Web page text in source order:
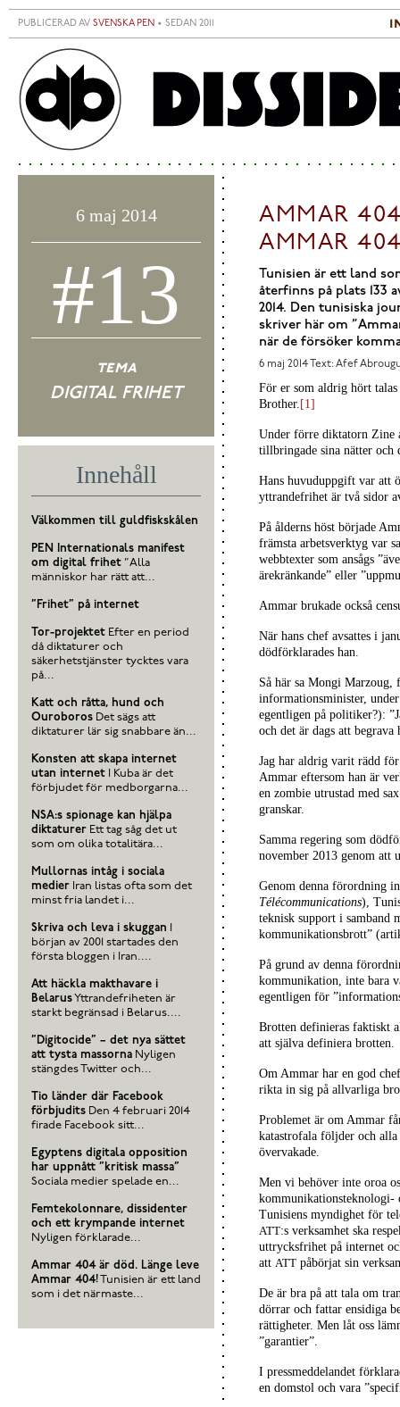
Hoppa till huvudinnehåll
PUBLICERAD AV SVENSKA PEN • SEDAN 2011
AMMAR
AMMAR
Tunisien är ett land
återfinns på plats 133
2014. Den tunisiska
skriver här om
när de försöker
6 maj 2014 Text: Afef
För er som aldrig hört
Brother. [1]
Under förre diktatorn Zine
tillbringade sina nätter och
Hans huvuduppgift var att
yttrandefrihet är två sidor
På ålderns höst började
främsta arbetsverktyg var
webbtexter som ansågs
ärekränkande” eller
Ammar brukade också
När hans chef avsattes i
dödförklarades han.
Så här sa Mongi
informationsminister,
egentligen på politiker?):
och det är dags att begrava
Jag har aldrig varit rädd
Ammar eftersom han är
en zombie utrustad med
granskar.
Samma regering som
november 2013 genom att
Genom denna förordning
Télécommunications),
teknisk support i samband
kommunikationsbrott”
På grund av denna
kommunikation, inte bara
egentligen för
Brotten definieras faktiskt
att själva definiera brotten.
Om Ammar har en god
rikta in sig på allvarliga
Problemet är om Ammar
katastrofala följder och
övervakade.
Men vi behöver inte oroa
Tunisiens myndighet för
ATT:s verksamhet ska
uttrycksfrihet på internet
att ATT påbörjat sin
De är bra på att tala om
dörrar och fattar ensidiga
rättigheter. Men låt oss
”garantier”.
I pressmeddelandet
en domstol och vara
6 maj 2014
#13
tema
DIGITAL FRIHET
Innehåll
Välkommen till guldfiskskålen
PEN Internationals manifest
om digital frihet ”Alla
människor har rätt att...
”Frihet” på internet
Tor-projektet Efter en period
då diktaturer och
säkerhetstjänster tycktes vara
på...
Katt och råtta, hund och
Ouroboros Det sägs att
diktaturer lär sig snabbare än...
Konsten att skapa internet
utan internet I Kuba är det
förbjudet för medborgarna...
NSA:s spionage kan hjälpa
diktaturer Ett tag såg det ut
som om olika totalitära...
Mullornas intåg i sociala
medier Iran listas ofta som det
minst fria landet i...
Skriva och leva i skuggan
början av 2001 startades den
första bloggen i Iran....
Att häckla makthavare i
BelarusYttrandefriheten är
starkt begränsad i Belarus....
”Digitocide” – det nya sättet
att tysta massorna Nyligen
stängdes Twitter och...
Tio länder där Facebook
förbjudits Den 4 februari 2014
firade Facebook sitt...
Egyptens digitala opposition
har uppnått ”kritisk massa”
Sociala medier spelade en...
Femtekolonnare, dissidenter
och ett krympande internet
Nyligen förklarade...
Ammar 404 är död. Länge leve
Ammar 404!Tunisien är ett land
som i det närmaste...